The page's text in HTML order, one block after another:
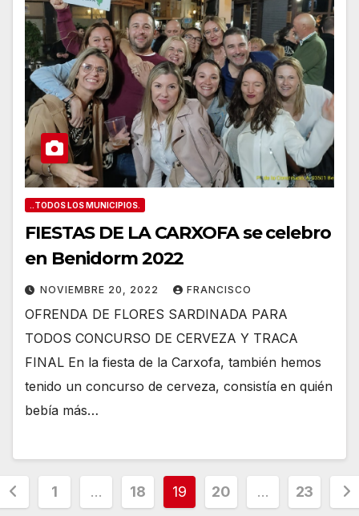
..TODOS LOS MUNICIPIOS.
FIESTAS DE LA CARXOFA se celebro
en Benidorm 2022
NOVIEMBRE 20, 2022 FRANCISCO
OFRENDA DE FLORES SARDINADA PARA
TODOS CONCURSO DE CERVEZA Y TRACA
FINAL En la fiesta de la Carxofa, también hemos
tenido un concurso de cerveza, consistía en quién
bebía más…
1 … 18 19 20 … 23